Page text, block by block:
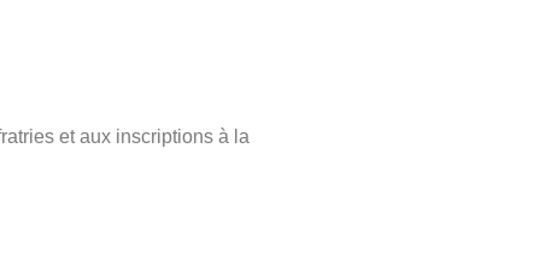
et aux inscriptions à la